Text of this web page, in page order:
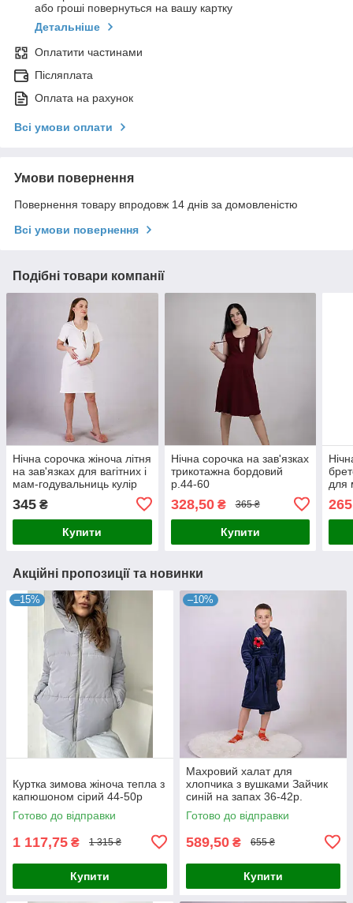
або гроші повернуться на вашу картку
Детальніше
Оплатити частинами
Післяплата
Оплата на рахунок
Всі умови оплати
Умови повернення
Повернення товару впродовж 14 днів за домовленістю
Всі умови повернення
Подібні товари компанії
Нічна сорочка жіноча літня
на зав'язках для вагітних і
мам-годувальниць кулір
345 ₴
Купити
Нічна сорочка на зав'язках
трикотажна бордовий
р.44-60
328,50₴ 365 ₴
Купити
для
Акційні пропозиції та новинки
–15%
Куртка зимова жіноча тепла з
капюшоном сірий 44-50p
Готово до відправки
1 117,75 ₴ 1 315 ₴
Купити
–10%
Махровий халат для
хлопчика з вушками Зайчик
синій на запах 36-42р.
Готово до відправки
589,50 ₴ 655 ₴
Купити